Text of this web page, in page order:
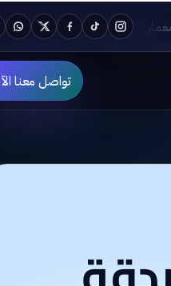
المعمارية لازم يتعلمها كل
WhatsApp
TwitterFacebook
TikTok
تواصل معنا